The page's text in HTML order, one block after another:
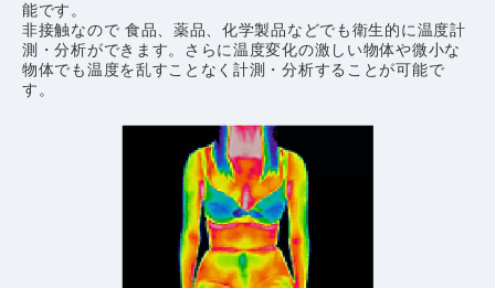
能です。
非接触なので 食品、薬品、化学製品などでも衛生的に温度計
測・分析ができます。さらに温度変化の激しい物体や微小な
物体でも温度を乱すことなく計測・分析することが可能で
す。